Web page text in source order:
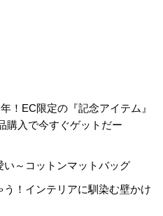
！EC限定の『記念アイテム』
入で今すぐゲットだー
～コットンマットバッグ
！インテリアに馴染む壁かけ